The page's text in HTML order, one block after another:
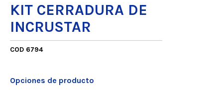
KIT CERRADURA DE
INCRUSTAR
COD 6794
Opciones de producto